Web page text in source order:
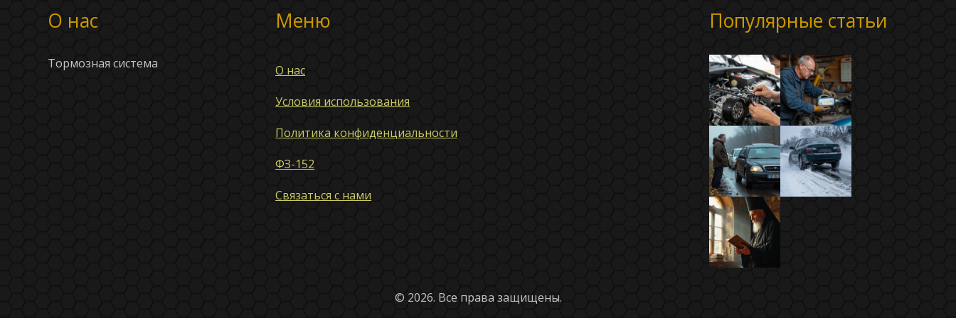
О нас
Тормозная система
Меню
О нас
Условия использования
Политика конфиденциальности
ФЗ-152
Связаться с нами
Популярные статьи
© 2026. Все права защищены.